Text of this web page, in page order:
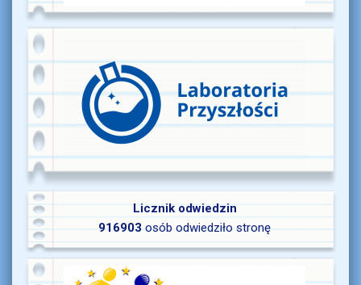
Licznik odwiedzin
916903 osób odwiedziło stronę